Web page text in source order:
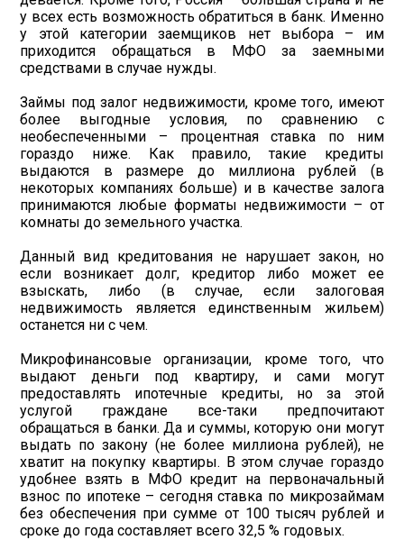
у всех есть возможность обратиться в банк. Именно
у этой категории заемщиков нет выбора – им
приходится обращаться в МФО за заемными
средствами в случае нужды.
Займы под залог недвижимости, кроме того, имеют
более выгодные условия, по сравнению с
необеспеченными – процентная ставка по ним
гораздо ниже. Как правило, такие кредиты
выдаются в размере до миллиона рублей (в
некоторых компаниях больше) и в качестве залога
принимаются любые форматы недвижимости – от
комнаты до земельного участка.
Данный вид кредитования не нарушает закон, но
если возникает долг, кредитор либо может ее
взыскать, либо (в случае, если залоговая
недвижимость является единственным жильем)
останется ни с чем.
Микрофинансовые организации, кроме того, что
выдают деньги под квартиру, и сами могут
предоставлять ипотечные кредиты, но за этой
услугой граждане все-таки предпочитают
обращаться в банки. Да и суммы, которую они могут
выдать по закону (не более миллиона рублей), не
хватит на покупку квартиры. В этом случае гораздо
удобнее взять в МФО кредит на первоначальный
взнос по ипотеке – сегодня ставка по микрозаймам
без обеспечения при сумме от 100 тысяч рублей и
сроке до года составляет всего 32,5 % годовых.